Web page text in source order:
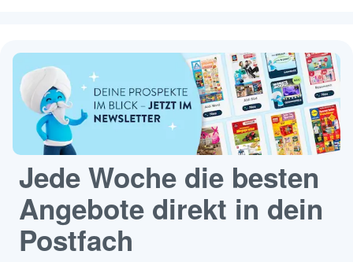
Jede Woche die besten
Angebote direkt in dein
Postfach